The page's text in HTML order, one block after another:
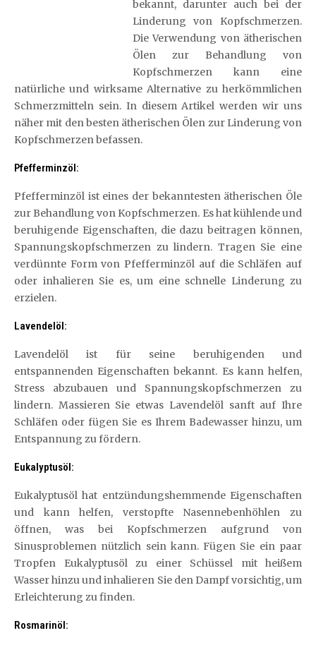
bekannt, darunter auch bei der
Linderung von Kopfschmerzen.
Die Verwendung von ätherischen
Ölen zur Behandlung von
Kopfschmerzen kann eine
natürliche und wirksame Alternative zu herkömmlichen
Schmerzmitteln sein. In diesem Artikel werden wir uns
näher mit den besten ätherischen Ölen zur Linderung von
Kopfschmerzen befassen.
Pfefferminzöl:
Pfefferminzöl ist eines der bekanntesten ätherischen Öle
zur Behandlung von Kopfschmerzen. Es hat kühlende und
beruhigende Eigenschaften, die dazu beitragen können,
Spannungskopfschmerzen zu lindern. Tragen Sie eine
verdünnte Form von Pfefferminzöl auf die Schläfen auf
oder inhalieren Sie es, um eine schnelle Linderung zu
erzielen.
Lavendelöl:
Lavendelöl ist für seine beruhigenden und
entspannenden Eigenschaften bekannt. Es kann helfen,
Stress abzubauen und Spannungskopfschmerzen zu
lindern. Massieren Sie etwas Lavendelöl sanft auf Ihre
Schläfen oder fügen Sie es Ihrem Badewasser hinzu, um
Entspannung zu fördern.
Eukalyptusöl:
Eukalyptusöl hat entzündungshemmende Eigenschaften
und kann helfen, verstopfte Nasennebenhöhlen zu
öffnen, was bei Kopfschmerzen aufgrund von
Sinusproblemen nützlich sein kann. Fügen Sie ein paar
Tropfen Eukalyptusöl zu einer Schüssel mit heißem
Wasser hinzu und inhalieren Sie den Dampf vorsichtig, um
Erleichterung zu finden.
Rosmarinöl: